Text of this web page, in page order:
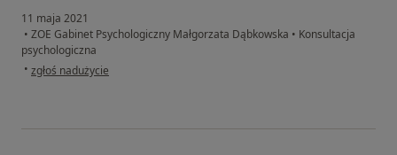
11 maja 2021
• ZOE Gabinet Psychologiczny Małgorzata Dąbkowska • Konsultacja
psychologiczna
• w opinii użytkownika Rafał
zgłoś nadużycie